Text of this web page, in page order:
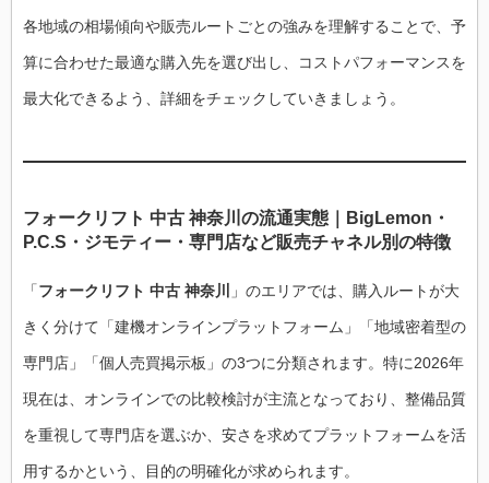
各地域の相場傾向や販売ルートごとの強みを理解することで、予
算に合わせた最適な購入先を選び出し、コストパフォーマンスを
最大化できるよう、詳細をチェックしていきましょう。
フォークリフト 中古 神奈川の流通実態｜BigLemon・
P.C.S・ジモティー・専門店など販売チャネル別の特徴
「フォークリフト 中古 神奈川 」のエリアでは、購入ルートが大
きく分けて「建機オンラインプラットフォーム」「地域密着型の
専門店」「個人売買掲示板」の3つに分類されます。特に2026年
現在は、オンラインでの比較検討が主流となっており、整備品質
を重視して専門店を選ぶか、安さを求めてプラットフォームを活
用するかという、目的の明確化が求められます。